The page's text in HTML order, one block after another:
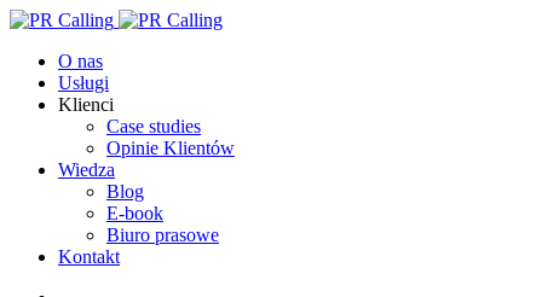
O nas
Usługi
Klienci
Case studies
Opinie Klientów
Wiedza
Blog
E-book
Biuro prasowe
Kontakt